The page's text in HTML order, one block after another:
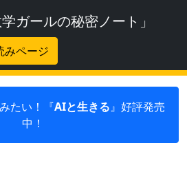
ガールの秘密ノート」
みページ
たい！『AIと生きる』好評発売
中！